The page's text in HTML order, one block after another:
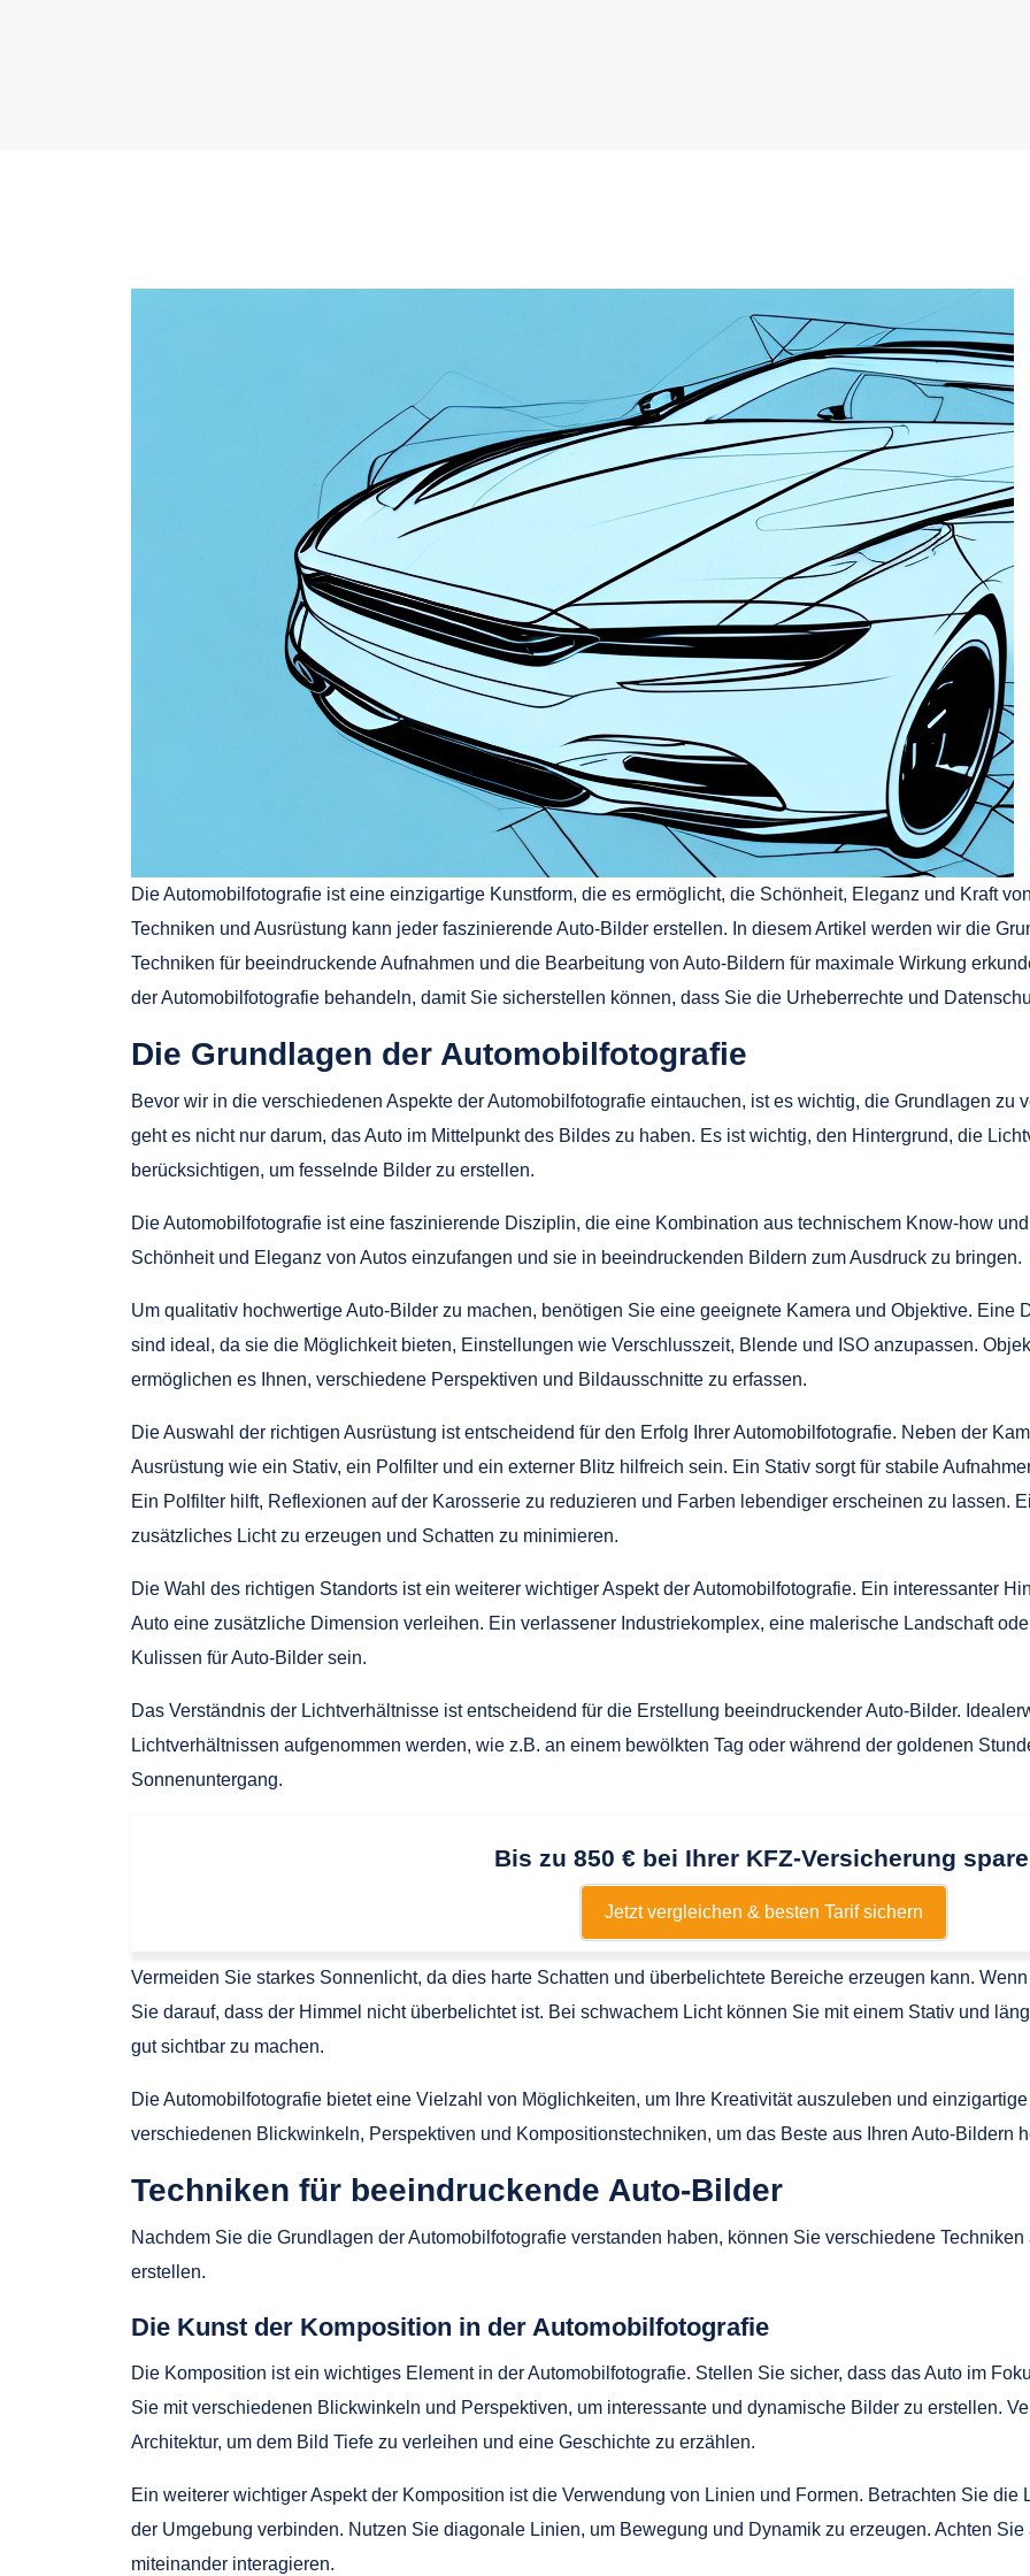
Die Automobilfotografie ist eine einzigartige Kunstform, die es ermöglicht, die Schönheit, Eleganz und Kraft
Techniken und Ausrüstung kann jeder faszinierende Auto-Bilder erstellen. In diesem Artikel werden wir die
Techniken für beeindruckende Aufnahmen und die Bearbeitung von Auto-Bildern für maximale Wirkung
der Automobilfotografie behandeln, damit Sie sicherstellen können, dass Sie die Urheberrechte und
Die Grundlagen der Automobilfotografie
Bevor wir in die verschiedenen Aspekte der Automobilfotografie eintauchen, ist es wichtig, die Grundlagen zu
geht es nicht nur darum, das Auto im Mittelpunkt des Bildes zu haben. Es ist wichtig, den Hintergrund, die
berücksichtigen, um fesselnde Bilder zu erstellen.
Die Automobilfotografie ist eine faszinierende Disziplin, die eine Kombination aus technischem Know-how
Schönheit und Eleganz von Autos einzufangen und sie in beeindruckenden Bildern zum Ausdruck zu bringen.
Um qualitativ hochwertige Auto-Bilder zu machen, benötigen Sie eine geeignete Kamera und Objektive. Eine
sind ideal, da sie die Möglichkeit bieten, Einstellungen wie Verschlusszeit, Blende und ISO anzupassen.
ermöglichen es Ihnen, verschiedene Perspektiven und Bildausschnitte zu erfassen.
Die Auswahl der richtigen Ausrüstung ist entscheidend für den Erfolg Ihrer Automobilfotografie. Neben der
Ausrüstung wie ein Stativ, ein Polfilter und ein externer Blitz hilfreich sein. Ein Stativ sorgt für stabile
Ein Polfilter hilft, Reflexionen auf der Karosserie zu reduzieren und Farben lebendiger erscheinen zu lassen.
zusätzliches Licht zu erzeugen und Schatten zu minimieren.
Die Wahl des richtigen Standorts ist ein weiterer wichtiger Aspekt der Automobilfotografie. Ein interessanter
Auto eine zusätzliche Dimension verleihen. Ein verlassener Industriekomplex, eine malerische Landschaft
Kulissen für Auto-Bilder sein.
Das Verständnis der Lichtverhältnisse ist entscheidend für die Erstellung beeindruckender Auto-Bilder.
Lichtverhältnissen aufgenommen werden, wie z.B. an einem bewölkten Tag oder während der goldenen
Sonnenuntergang.
Bis zu 850 € bei Ihrer KFZ-Versicherung
Jetzt vergleichen & besten Tarif sichern
Vermeiden Sie starkes Sonnenlicht, da dies harte Schatten und überbelichtete Bereiche erzeugen kann.
Sie darauf, dass der Himmel nicht überbelichtet ist. Bei schwachem Licht können Sie mit einem Stativ und
gut sichtbar zu machen.
Die Automobilfotografie bietet eine Vielzahl von Möglichkeiten, um Ihre Kreativität auszuleben und
verschiedenen Blickwinkeln, Perspektiven und Kompositionstechniken, um das Beste aus Ihren Auto-Bildern
Techniken für beeindruckende Auto-Bilder
Nachdem Sie die Grundlagen der Automobilfotografie verstanden haben, können Sie verschiedene
erstellen.
Die Kunst der Komposition in der Automobilfotografie
Die Komposition ist ein wichtiges Element in der Automobilfotografie. Stellen Sie sicher, dass das Auto im
Sie mit verschiedenen Blickwinkeln und Perspektiven, um interessante und dynamische Bilder zu erstellen.
Architektur, um dem Bild Tiefe zu verleihen und eine Geschichte zu erzählen.
Ein weiterer wichtiger Aspekt der Komposition ist die Verwendung von Linien und Formen. Betrachten Sie
der Umgebung verbinden. Nutzen Sie diagonale Linien, um Bewegung und Dynamik zu erzeugen. Achten
miteinander interagieren.